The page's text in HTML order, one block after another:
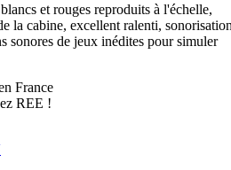
et rouges reproduits à l'échelle,
la cabine, excellent ralenti,
sonores de jeux inédites pour simuler
France
REE !